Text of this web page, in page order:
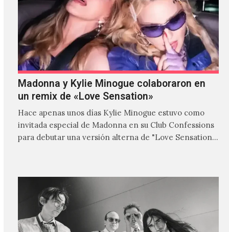
Madonna y Kylie Minogue colaboraron en
un remix de «Love Sensation»
Hace apenas unos días Kylie Minogue estuvo como
invitada especial de Madonna en su Club Confessions
para debutar una versión alterna de "Love Sensation",